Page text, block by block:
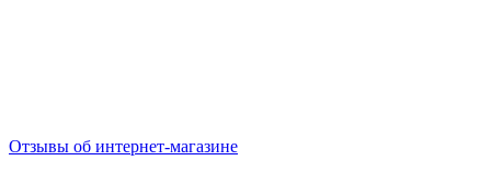
Отзывы об интернет-магазине